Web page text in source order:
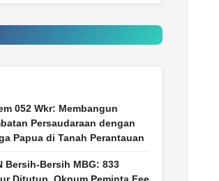
052 Wkr: Membangun
Persaudaraan dengan
Papua di Tanah Perantauan
Bersih-Bersih MBG: 833